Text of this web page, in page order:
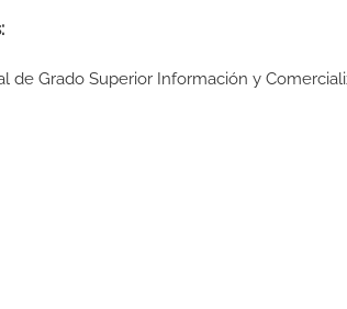
de Grado Superior Información y